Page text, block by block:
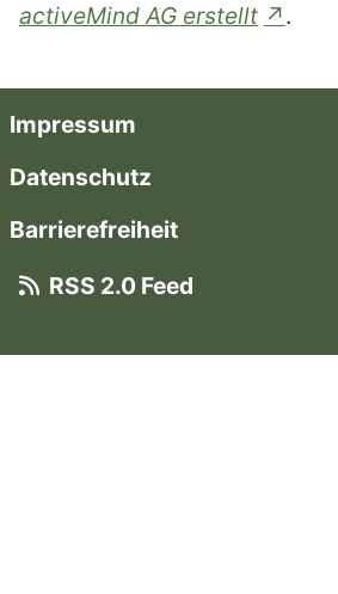
activeMind AG erstellt
.
Impressum
Datenschutz
Barrierefreiheit
RSS 2.0 Feed